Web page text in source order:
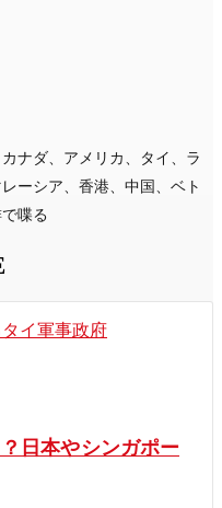
ナダ、アメリカ、タイ、ラ
ーシア、香港、中国、ベト
喋る
日本やシンガポー